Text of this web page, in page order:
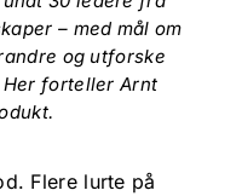
– med mål om
og utforske
forteller Arnt
Flere lurte på